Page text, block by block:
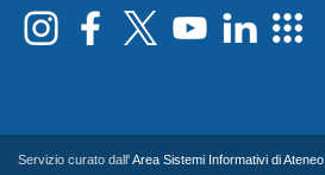
Servizio curato dall'Area Sistemi Informativi di Ateneo